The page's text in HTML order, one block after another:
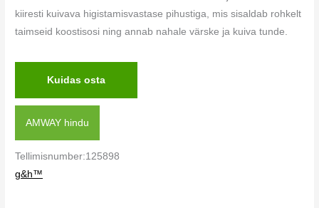
kiiresti kuivava higistamisvastase pihustiga, mis sisaldab rohkelt
taimseid koostisosi ning annab nahale värske ja kuiva tunde.
Kuidas osta
AMWAY hindu
Tellimisnumber:125898
g&h™